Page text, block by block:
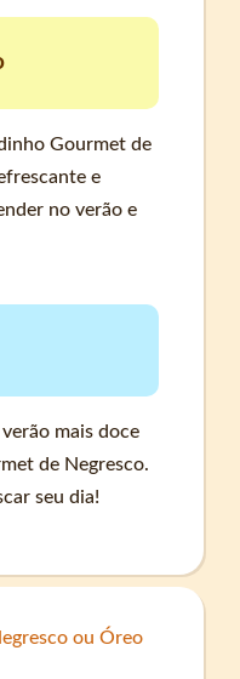
Gourmet de
e
no verão e
mais doce
de Negresco.
seu dia!